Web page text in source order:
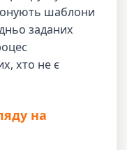
шаблони
заданих
хто не є
на